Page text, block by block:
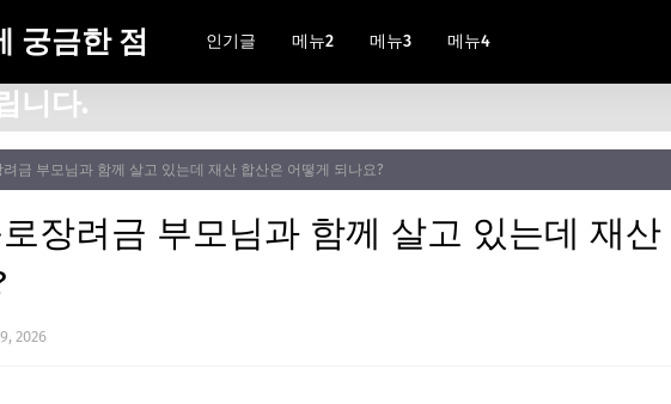
궁금한 점
니다.
인기글 메뉴2 메뉴3 메뉴4
려금 부모님과 함께 살고 있는데 재산 합산은 어떻게 되나요?
장려금 부모님과 함께 살고 있는데 재
2026